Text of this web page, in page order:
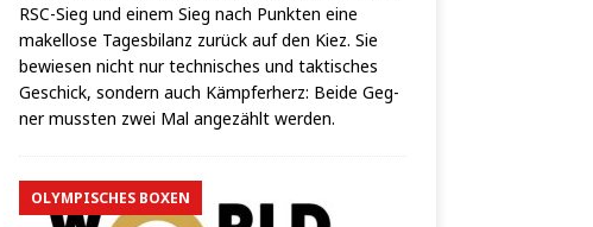
RSC-Sieg und einem Sieg nach Punk­ten eine
makel­lo­se Tages­bi­lanz zurück auf den Kiez. Sie
bewie­sen nicht nur tech­ni­sches und tak­ti­sches
Geschick, son­dern auch Kämp­fer­herz: Bei­de Geg­
ner muss­ten zwei Mal ange­zählt werden.
OLYMPISCHES BOXEN